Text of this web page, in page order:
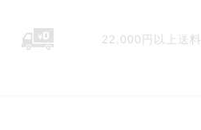
22,000円以上送